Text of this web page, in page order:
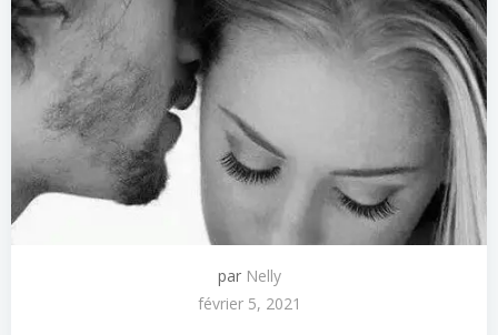
par Nelly
février 5, 2021